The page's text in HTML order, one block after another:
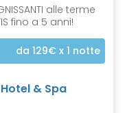
alle terme
fino a 5 anni!
da 129€ x 1 notte
& Spa